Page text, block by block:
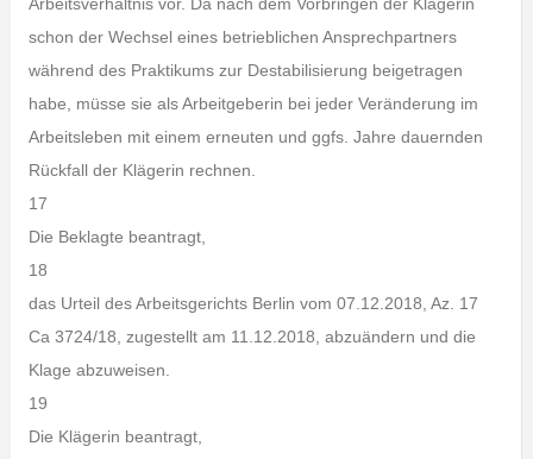
schon der Wechsel eines betrieblichen Ansprechpartners
während des Praktikums zur Destabilisierung beigetragen
habe, müsse sie als Arbeitgeberin bei jeder Veränderung im
Arbeitsleben mit einem erneuten und ggfs. Jahre dauernden
Rückfall der Klägerin rechnen.
17
Die Beklagte beantragt,
18
das Urteil des Arbeitsgerichts Berlin vom 07.12.2018, Az. 17
Ca 3724/18, zugestellt am 11.12.2018, abzuändern und die
Klage abzuweisen.
19
Die Klägerin beantragt,